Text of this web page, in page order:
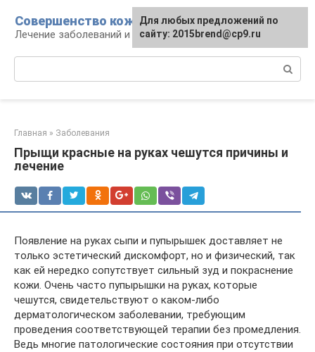
контенту
Совершенство кожи
Лечение заболеваний и уход за кожей
Главная » Заболевания
Прыщи красные на руках чешутся причины и
лечение
Появление на руках сыпи и пупырышек доставляет не
только эстетический дискомфорт, но и физический, так
как ей нередко сопутствует сильный зуд и покраснение
кожи. Очень часто пупырышки на руках, которые
чешутся, свидетельствуют о каком-либо
дерматологическом заболевании, требующим
проведения соответствующей терапии без промедления.
Ведь многие патологические состояния при отсутствии
Для любых предложений по
сайту: 2015brend@cp9.ru